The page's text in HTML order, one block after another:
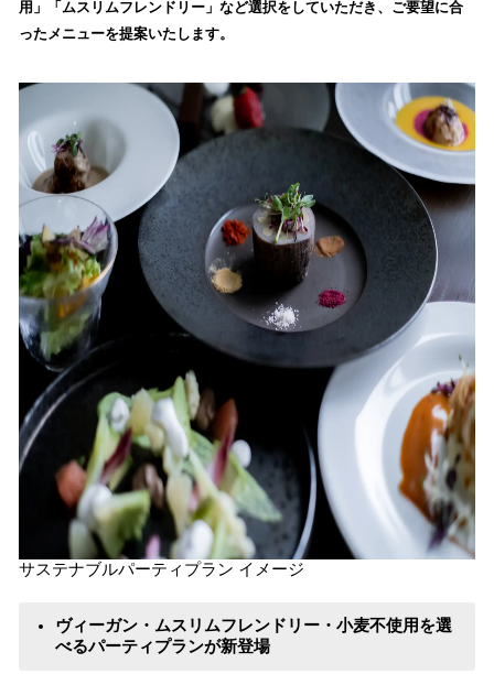
用」「ムスリムフレンドリー」など選択をしていただき、ご要望に合
ったメニューを提案いたします。
サステナブルパーティプラン イメージ
ヴィーガン・ムスリムフレンドリー・小麦不使用を選
べるパーティプランが新登場